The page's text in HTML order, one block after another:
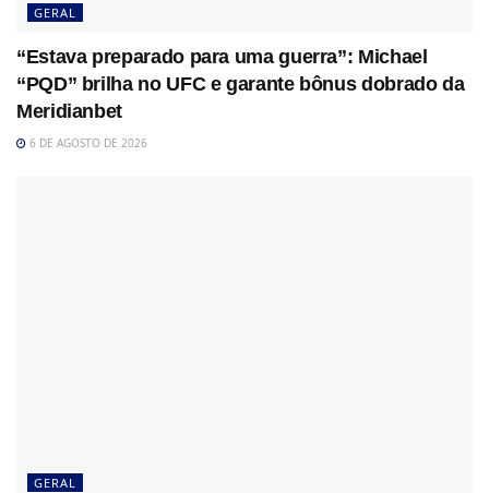
GERAL
“Estava preparado para uma guerra”: Michael
“PQD” brilha no UFC e garante bônus dobrado da
Meridianbet
6 DE AGOSTO DE 2026
GERAL